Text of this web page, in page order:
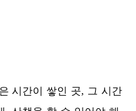
시간이 쌓인 곳, 그 시간